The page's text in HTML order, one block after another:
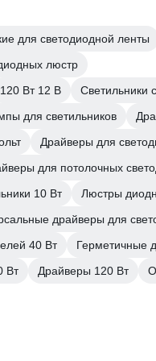
для светодиодной ленты
люстр
120 Вт 12 В
Светильники
для светильников
Драйверы для
для потолочных
10 Вт
Люстры
драйверы для
40 Вт
Герметичные
Вт
Драйверы 120 Вт